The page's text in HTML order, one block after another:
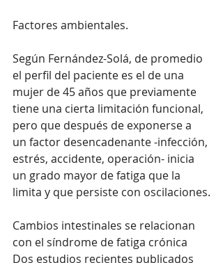
Factores ambientales.
Según Fernández-Solá, de promedio
el perfil del paciente es el de una
mujer de 45 años que previamente
tiene una cierta limitación funcional,
pero que después de exponerse a
un factor desencadenante -infección,
estrés, accidente, operación- inicia
un grado mayor de fatiga que la
limita y que persiste con oscilaciones.
Cambios intestinales se relacionan
con el síndrome de fatiga crónica
Dos estudios recientes publicados